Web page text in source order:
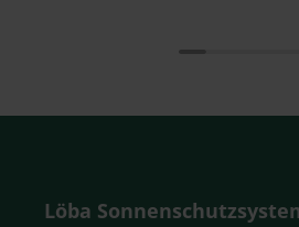
Löba